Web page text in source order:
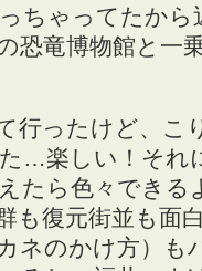
ちゃってたから
恐竜博物館と一
行ったけど、こ
…楽しい！それ
たら色々できる
も復元街並も面
ネのかけ方）も